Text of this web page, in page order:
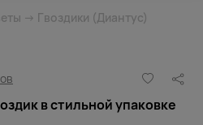
→ Гвоздики (Диантус)
в стильной упаковке